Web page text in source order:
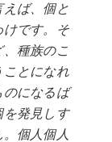
えば、個と
けです。そ
種族のこ
ことになれ
のになるば
を発見しす
個人個人